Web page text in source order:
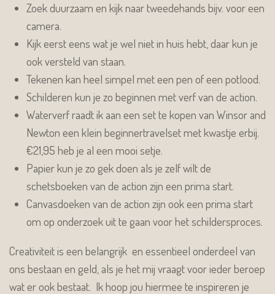
Zoek duurzaam en kijk naar tweedehands bijv. voor een
camera.
Kijk eerst eens wat je wel niet in huis hebt, daar kun je
ook versteld van staan.
Tekenen kan heel simpel met een pen of een potlood.
Schilderen kun je zo beginnen met verf van de action.
Waterverf raadt ik aan een set te kopen van Winsor and
Newton een klein beginnertravelset met kwastje erbij.
€21,95 heb je al een mooi setje.
Papier kun je zo gek doen als je zelf wilt de
schetsboeken van de action zijn een prima start.
Canvasdoeken van de action zijn ook een prima start
om op onderzoek uit te gaan voor het schildersproces.
Creativiteit is een belangrijk en essentieel onderdeel van
ons bestaan en geld, als je het mij vraagt voor ieder beroep
wat er ook bestaat. Ik hoop jou hiermee te inspireren je